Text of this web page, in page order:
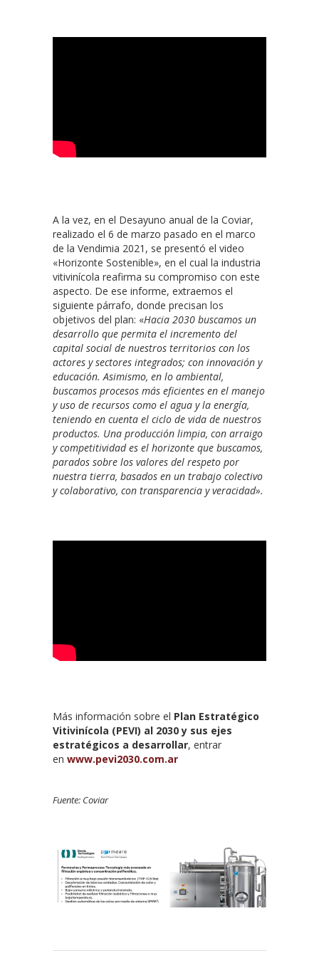
A la vez, en el Desayuno anual de la Coviar,
realizado el 6 de marzo pasado en el marco
de la Vendimia 2021, se presentó el video
«Horizonte Sostenible», en el cual la industria
vitivinícola reafirma su compromiso con este
aspecto. De ese informe, extraemos el
siguiente párrafo, donde precisan los
objetivos del plan: «Hacia 2030 buscamos un
desarrollo que permita el incremento del
capital social de nuestros territorios con los
actores y sectores integrados; con innovación y
educación. Asimismo, en lo ambiental,
buscamos procesos más eficientes en el manejo
y uso de recursos como el agua y la energía,
teniendo en cuenta el ciclo de vida de nuestros
productos. Una producción limpia, con arraigo
y competitividad es el horizonte que buscamos,
parados sobre los valores del respeto por
nuestra tierra, basados en un trabajo colectivo
y colaborativo, con transparencia y veracidad».
Más información sobre el Plan Estratégico
Vitivinícola (PEVI) al 2030 y sus ejes
estratégicos a desarrollar, entrar
en www.pevi2030.com.ar
Fuente: Coviar